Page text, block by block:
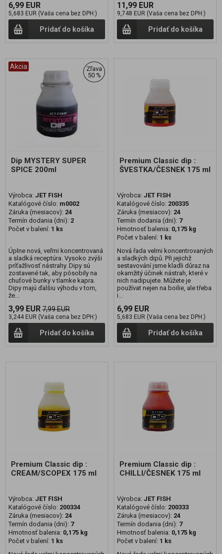
6,99 EUR
5,683 EUR (Vaša cena bez DPH:)
Pridať do košíka
11,99 EUR
9,748 EUR (Vaša cena bez DPH:)
Pridať do košíka
Akcia
Zľava
50 %
Dip MYSTERY SUPER
SPICE 200ml
Výrobca: JET FISH
Katalógové číslo: m0002
Záruka (mesiacov): 24
Termín dodania (dni): 2
Počet v balení: 1 ks
Úplne nová, veľmi koncentrovaná
a sladká receptúra. Vysoko zvýši
príťažlivosť nástrahy. Dipy sú
zostavené tak, aby pôsobily na
chuťové bunky v tlamke kapra.
Dipy majú ďalšiu výhodu v tom,
že...
3,99 EUR7,99 EUR
3,244 EUR (Vaša cena bez DPH:)
Pridať do košíka
Premium Classic dip :
ŠVESTKA/ČESNEK 175 ml
Výrobca: JET FISH
Katalógové číslo: 200335
Záruka (mesiacov): 24
Termín dodania (dni): 7
Hmotnosť balenia: 0,175 kg
Počet v balení: 1 ks
Nová řada velmi koncentrovaných
a sladkých dipů. Při jejichž
sestavování jsme kladli důraz na
okamžitý účinek nástrah, které v
nich nadipujete. Můžete je
používat nejen na boilie, ale třeba
i...
6,99 EUR
5,683 EUR (Vaša cena bez DPH:)
Pridať do košíka
Premium Classic dip :
CREAM/SCOPEX 175 ml
Výrobca: JET FISH
Katalógové číslo: 200334
Záruka (mesiacov): 24
Termín dodania (dni): 7
Hmotnosť balenia: 0,175 kg
Počet v balení: 1 ks
Premium Classic dip :
CHILLI/ČESNEK 175 ml
Výrobca: JET FISH
Katalógové číslo: 200333
Záruka (mesiacov): 24
Termín dodania (dni): 7
Hmotnosť balenia: 0,175 kg
Počet v balení: 1 ks